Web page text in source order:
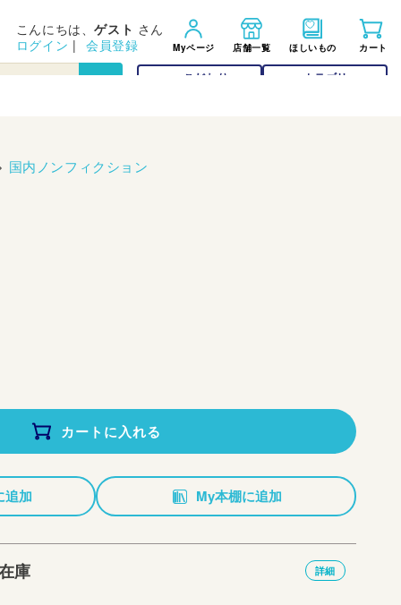
こだわり カテゴリー
こんにちは、ゲスト さん
ログイン | 会員登録 Myページ 店舗一覧 ほしいもの カート
国内ノンフィクション
カートに入れる
追加 My本棚に追加
庫 詳細